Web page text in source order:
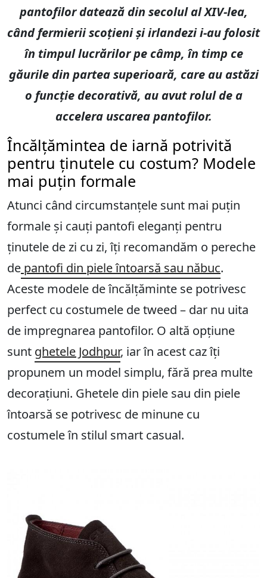
pantofilor datează din secolul al XIV-lea,
când fermierii scoțieni și irlandezi i-au folosit
în timpul lucrărilor pe câmp, în timp ce
găurile din partea superioară, care au astăzi
o funcție decorativă, au avut rolul de a
accelera uscarea pantofilor.
Încălțămintea de iarnă potrivită
pentru ținutele cu costum? Modele
mai puțin formale
Atunci când circumstanțele sunt mai puțin
formale și cauți pantofi eleganți pentru
ținutele de zi cu zi, îți recomandăm o pereche
de pantofi din piele întoarsă sau năbuc.
Aceste modele de încălțăminte se potrivesc
perfect cu costumele de tweed – dar nu uita
de impregnarea pantofilor. O altă opțiune
sunt ghetele Jodhpur, iar în acest caz îți
propunem un model simplu, fără prea multe
decorațiuni. Ghetele din piele sau din piele
întoarsă se potrivesc de minune cu
costumele în stilul smart casual.